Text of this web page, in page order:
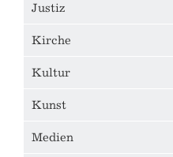
Justiz
Kirche
Kultur
Kunst
Medien